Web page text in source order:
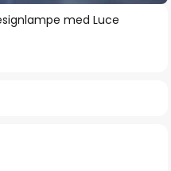
med Luce